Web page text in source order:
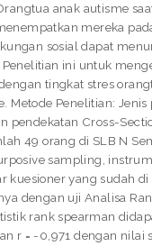
anak autisme
mereka
sosial dapat
Penelitian ini untuk
tingkat stres
Metode Penelitian:
pendekatan Cross-
49 orang di SLB N
sampling,
kuesioner yang sudah
dengan uji Analisa
rank spearman
r = -0,971 dengan nilai